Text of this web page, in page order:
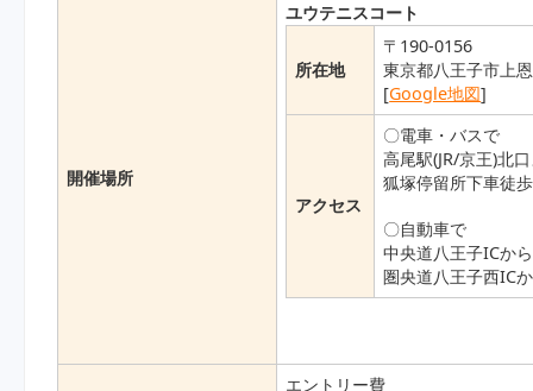
開催場所
ユウテニスコート
所在地
〒190-0156
東京都八王子市上
[Google地図]
アクセス
〇電車・バスで
高尾駅(JR/京王)北
狐塚停留所下車徒
〇自動車で
中央道八王子ICか
圏央道八王子西IC
エントリー費